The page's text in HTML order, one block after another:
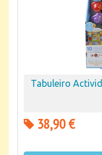
Tabuleiro
38,90 €